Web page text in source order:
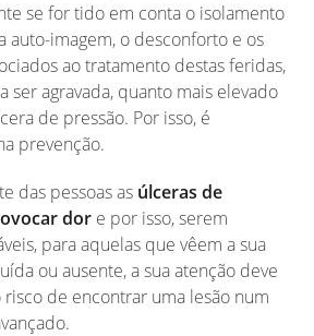
se for tido em conta o isolamento
auto-imagem, o desconforto e os
ao tratamento destas feridas,
ser agravada, quanto mais elevado
de pressão. Por isso, é
prevenção.
das pessoas as úlceras de
dor e por isso, serem
para aquelas que vêem a sua
ou ausente, a sua atenção deve
de encontrar uma lesão num